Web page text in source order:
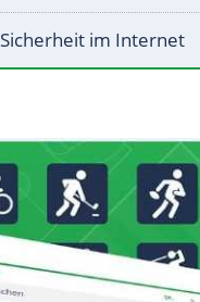
im Internet